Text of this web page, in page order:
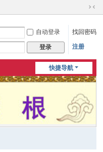
切
到
自动登录 找回密码
登录 注册
快捷导航